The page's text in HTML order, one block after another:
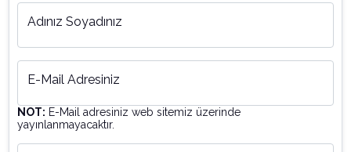
Adınız Soyadınız
E-Mail Adresiniz
NOT: E-Mail adresiniz web sitemiz üzerinde
yayınlanmayacaktır.